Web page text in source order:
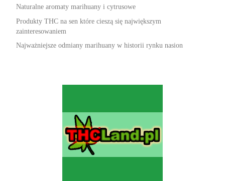
Naturalne aromaty marihuany i cytrusowe
Produkty THC na sen które cieszą się największym
zainteresowaniem
Najważniejsze odmiany marihuany w historii rynku nasion